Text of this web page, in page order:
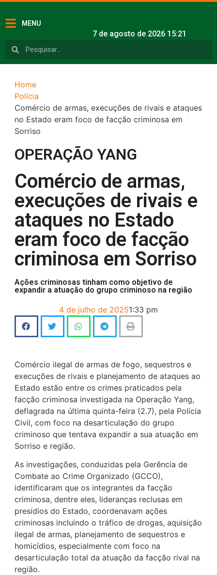
MENU
7 de agosto de 2026 15:21
Home
Polícia
Comércio de armas, execuções de rivais e ataques
no Estado eram foco de facção criminosa em
Sorriso
OPERAÇÃO YANG
Comércio de armas,
execuções de rivais e
ataques no Estado
eram foco de facção
criminosa em Sorriso
Ações criminosas tinham como objetivo de
expandir a atuação do grupo criminoso na região
4 de julho de 20251:33 pm
Comércio ilegal de armas de fogo, sequestros e
execuções de rivais e planejamento de ataques ao
Estado estão entre os crimes praticados pela
facção criminosa investigada na Operação Yang,
deflagrada na última quinta-feira (2.7), pela Polícia
Civil, com foco na desarticulação do grupo
criminoso que tentava expandir a sua atuação em
Sorriso e região.
As investigações, conduzidas pela Gerência de
Combate ao Crime Organizado (GCCO),
identificaram que os integrantes da facção
criminosa, dentre eles, lideranças reclusas em
presídios do Estado, coordenavam ações
criminosas incluindo o tráfico de drogas, aquisição
ilegal de armas, planejamento de sequestros e
homicídios, especialmente com foco na
desarticulação total da atuação da facção rival na
região.